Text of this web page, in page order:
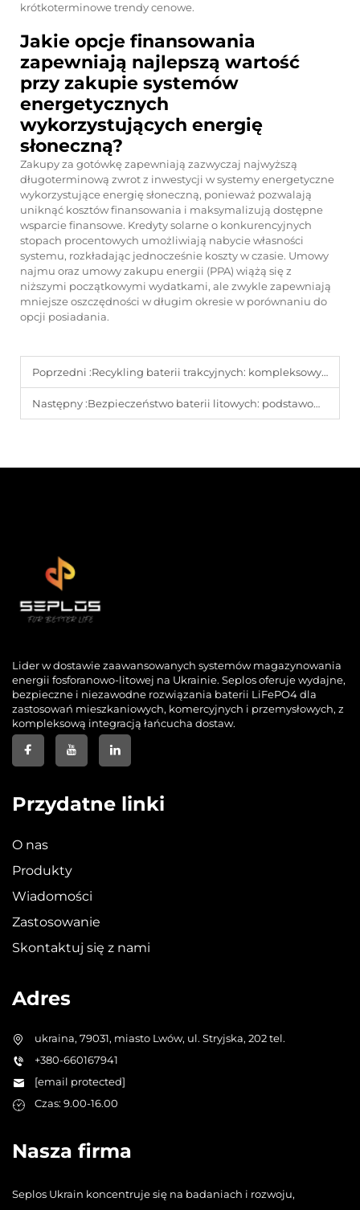
krótkoterminowe trendy cenowe.
Jakie opcje finansowania
zapewniają najlepszą wartość
przy zakupie systemów
energetycznych
wykorzystujących energię
słoneczną?
Zakupy za gotówkę zapewniają zazwyczaj najwyższą
długoterminową zwrot z inwestycji w systemy energetyczne
wykorzystujące energię słoneczną, ponieważ pozwalają
uniknąć kosztów finansowania i maksymalizują dostępne
wsparcie finansowe. Kredyty solarne o konkurencyjnych
stopach procentowych umożliwiają nabycie własności
systemu, rozkładając jednocześnie koszty w czasie. Umowy
najmu oraz umowy zakupu energii (PPA) wiążą się z
niższymi początkowymi wydatkami, ale zwykle zapewniają
mniejsze oszczędności w długim okresie w porównaniu do
opcji posiadania.
Poprzedni :Recykling baterii trakcyjnych: kompleksowy przewodnik
Następny :Bezpieczeństwo baterii litowych: podstawowe wytyczne dotyczące konserwacji
Lider w dostawie zaawansowanych systemów magazynowania
energii fosforanowo-litowej na Ukrainie. Seplos oferuje wydajne,
bezpieczne i niezawodne rozwiązania baterii LiFePO4 dla
zastosowań mieszkaniowych, komercyjnych i przemysłowych, z
kompleksową integracją łańcucha dostaw.
Przydatne linki
O nas
Produkty
Wiadomości
Zastosowanie
Skontaktuj się z nami
Adres
ukraina, 79031, miasto Lwów, ul. Stryjska, 202 tel.
+380-660167941
[email protected]
Czas: 9.00-16.00
Nasza firma
Seplos Ukrain koncentruje się na badaniach i rozwoju,